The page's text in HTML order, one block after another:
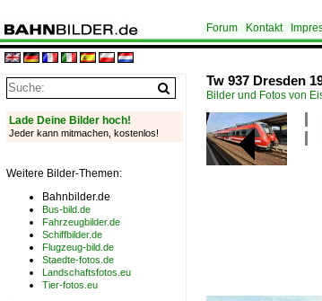
Forum Kontakt
Tw 937 Dresden
Bilder und Fotos von
Lade Deine Bilder hoch!
Jeder kann mitmachen, kostenlos!
Weitere Bilder-Themen:
Bahnbilder.de
Bus-bild.de
Fahrzeugbilder.de
Schiffbilder.de
Flugzeug-bild.de
Staedte-fotos.de
Landschaftsfotos.eu
Tier-fotos.eu